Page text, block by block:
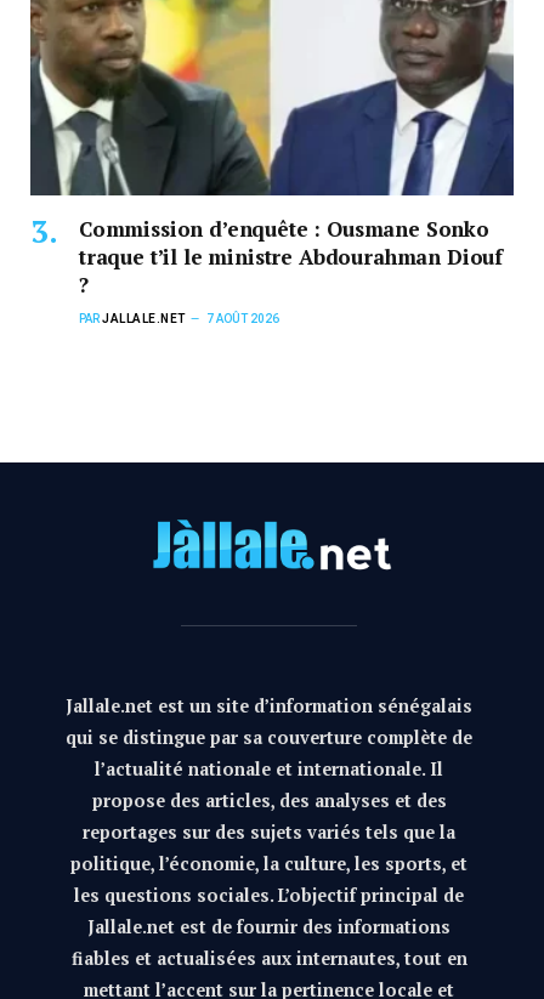
Commission d’enquête : Ousmane Sonko
traque t’il le ministre Abdourahman Diouf
?
PARJALLALE.NET 7 AOÛT 2026
Jallale.net est un site d’information sénégalais
qui se distingue par sa couverture complète de
l’actualité nationale et internationale. Il
propose des articles, des analyses et des
reportages sur des sujets variés tels que la
politique, l’économie, la culture, les sports, et
les questions sociales. L’objectif principal de
Jallale.net est de fournir des informations
fiables et actualisées aux internautes, tout en
mettant l’accent sur la pertinence locale et